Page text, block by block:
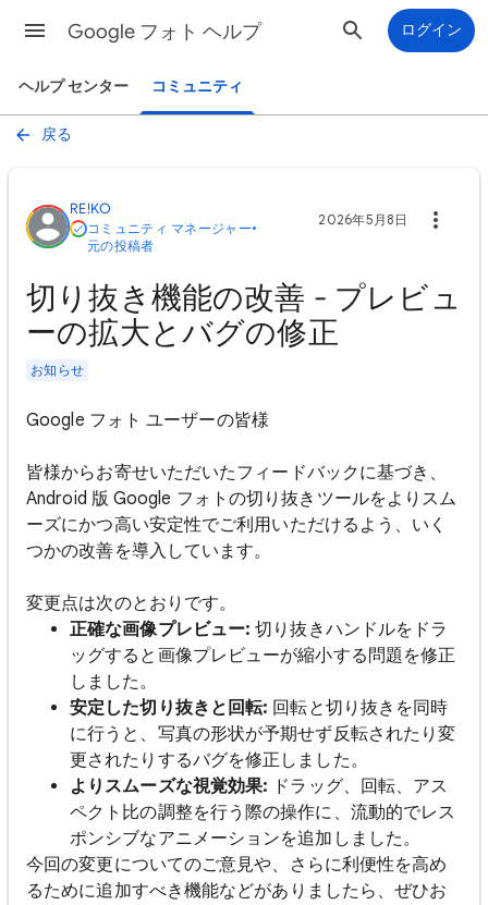
Google フォト ヘルプ ログイン
ヘルプ センター コミュニティ
戻る
RE!KO
コミュニティ マネージャー•
元の投稿者
2026年5月8日
切り抜き機能の改善 - プレビュ
ーの拡大とバグの修正
お知らせ
Google フォト ユーザーの皆様
皆様からお寄せいただいたフィードバックに基づき、
Android 版 Google フォトの切り抜きツールをよりスム
ーズにかつ高い安定性でご利用いただけるよう、いく
つかの改善を導入しています。
変更点は次のとおりです。
正確な画像プレビュー: 切り抜きハンドルをドラ
ッグすると画像プレビューが縮小する問題を修正
しました。
安定した切り抜きと回転: 回転と切り抜きを同時
に行うと、写真の形状が予期せず反転されたり変
更されたりするバグを修正しました。
よりスムーズな視覚効果: ドラッグ、回転、アス
ペクト比の調整を行う際の操作に、流動的でレス
ポンシブなアニメーションを追加しました。
今回の変更についてのご意見や、さらに利便性を高め
るために追加すべき機能などがありましたら、ぜひお